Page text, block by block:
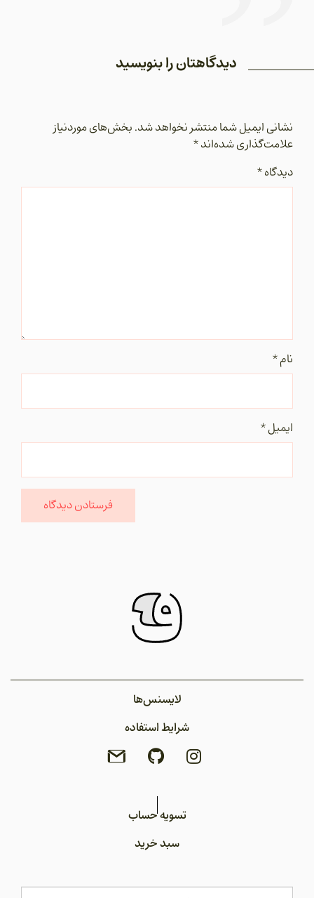
دیدگاهتان را بنویسید
نشانی ایمیل شما منتشر نخواهد شد.بخش‌های موردنیاز
علامت‌گذاری شده‌اند*
دیدگاه*
نام*
ایمیل*
لایسنس‌ها
شرایط استفاده
تسویه حساب
سبد خرید